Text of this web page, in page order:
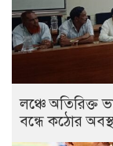
লঞ্চে অতিরিক্ত
বন্ধে কঠোর